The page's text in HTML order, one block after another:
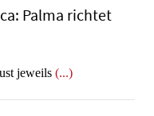
Palma richtet
jeweils (...)